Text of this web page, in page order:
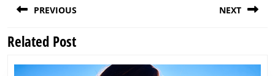
navigation
PREVIOUS
Previous
NEXT
Related Post